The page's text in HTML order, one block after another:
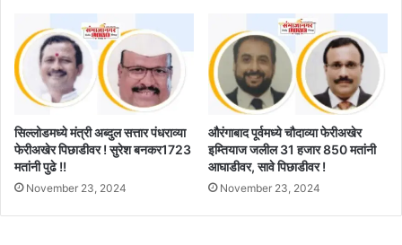
सिल्लोडमध्ये मंत्री अब्दुल सत्तार पंधराव्या
फेरीअखेर पिछाडीवर ! सुरेश बनकर1723
मतांनी पुढे !!
November 23, 2024
औरंगाबाद पूर्वमध्ये चौदाव्या फेरीअखेर
इम्तियाज जलील 31 हजार 850 मतांनी
आघाडीवर, सावे पिछाडीवर !
November 23, 2024